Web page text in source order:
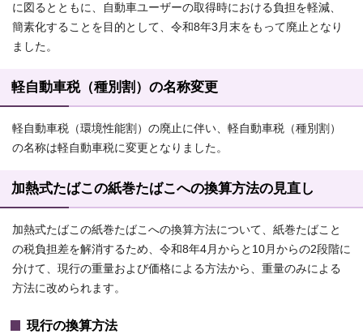
に図るとともに、自動車ユーザーの取得時における負担を軽減、
簡素化することを目的として、令和8年3月末をもって廃止となり
ました。
軽自動車税（種別割）の名称変更
軽自動車税（環境性能割）の廃止に伴い、軽自動車税（種別割）
の名称は軽自動車税に変更となりました。
加熱式たばこの紙巻たばこへの換算方法の見直し
加熱式たばこの紙巻たばこへの換算方法について、紙巻たばこと
の税負担差を解消するため、令和8年4月からと10月からの2段階に
分けて、現行の重量および価格による方法から、重量のみによる
方法に改められます。
現行の換算方法